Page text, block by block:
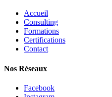
Accueil
Consulting
Formations
Certifications
Contact
Nos Réseaux
Facebook